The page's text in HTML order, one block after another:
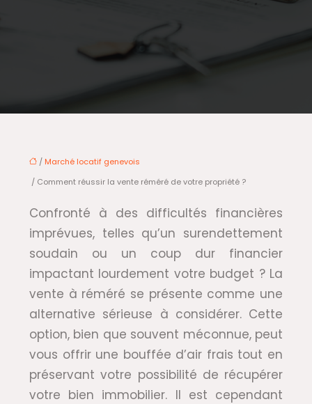
/ Marché locatif genevois
/ Comment réussir la vente réméré de votre propriété ?
Confronté à des difficultés financières
imprévues, telles qu’un surendettement
soudain ou un coup dur financier
impactant lourdement votre budget ? La
vente à réméré se présente comme une
alternative sérieuse à considérer. Cette
option, bien que souvent méconnue, peut
vous offrir une bouffée d’air frais tout en
préservant votre possibilité de récupérer
votre bien immobilier. Il est cependant